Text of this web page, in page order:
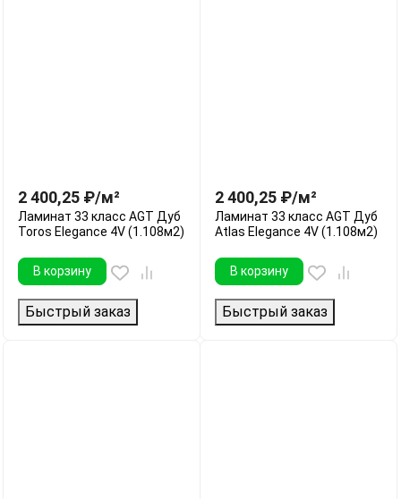
2 400,25 ₽/м²
Ламинат 33 класс AGT Дуб
Toros Elegance 4V (1.108м2)
В корзину
Быстрый заказ
2 400,25 ₽/м²
Ламинат 33 класс AGT Дуб
Atlas Elegance 4V (1.108м2)
В корзину
Быстрый заказ